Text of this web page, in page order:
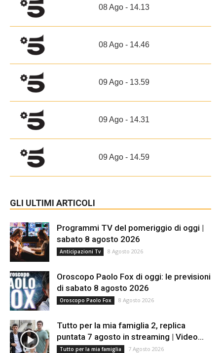
08 Ago - 14.13
08 Ago - 14.46
09 Ago - 13.59
09 Ago - 14.31
09 Ago - 14.59
GLI ULTIMI ARTICOLI
Programmi TV del pomeriggio di oggi |
sabato 8 agosto 2026
Anticipazioni Tv 8 Agosto 2026
Oroscopo Paolo Fox di oggi: le previsioni
di sabato 8 agosto 2026
Oroscopo Paolo Fox 8 Agosto 2026
Tutto per la mia famiglia 2, replica
puntata 7 agosto in streaming | Video...
Tutto per la mia famiglia 7 Agosto 2026